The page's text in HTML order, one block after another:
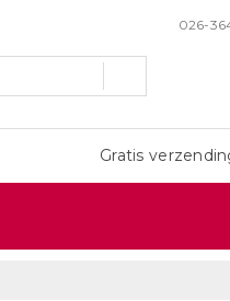
026-
Gratis